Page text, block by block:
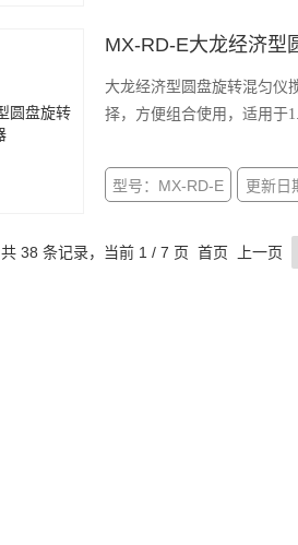
MX-RD-E大龙经济型
大龙经济型圆盘旋转混匀仪
择，方便组合使用，适用于
型号：MX-RD-E 更新日
共 38 条记录，当前 1 / 7 页 首页 上一页